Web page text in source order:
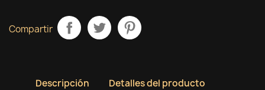
Compartir
Descripción Detalles del producto